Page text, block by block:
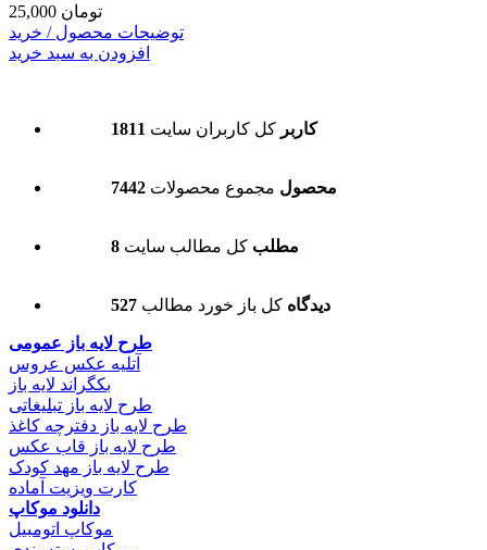
25,000 تومان
توضیحات محصول / خرید
افزودن به سبد خرید
1811 کاربر کل کاربران سایت
7442 محصول مجموع محصولات
8 مطلب کل مطالب سایت
527 دیدگاه کل باز خورد مطالب
طرح لایه باز عمومی
آتلیه عکس عروس
بکگراند لایه باز
طرح لایه باز تبلیغاتی
طرح لایه باز دفترچه کاغذ
طرح لایه باز قاب عکس
طرح لایه باز مهد کودک
کارت ویزیت آماده
دانلود موکاپ
موکاپ اتومبیل